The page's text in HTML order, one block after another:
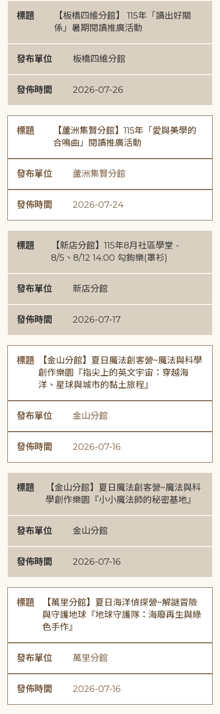
標題
【板橋四維分館】 115年「讀出好關
係」暑期閱讀推廣活動
發布單位 板橋四維分館
發佈時間 2026-07-26
標題
【蘆洲集賢分館】115年「愛與美學的
合鳴曲」閱讀推廣活動
發布單位 蘆洲集賢分館
發佈時間 2026-07-24
標題
【新店分館】115年8月社區學堂 -
8/5、8/12 14:00 勾鉤樂(罩衫)
發布單位 新店分館
發佈時間 2026-07-17
標題
【金山分館】夏日魔法創客營~魔法與科學
創作樂園『指尖上的英文宇宙：穿越海
洋、星球與城市的黏土旅程』
發布單位 金山分館
發佈時間 2026-07-16
標題
【金山分館】夏日魔法創客營~魔法與科
學創作樂園『小小魔法師的秘密基地』
發布單位 金山分館
發佈時間 2026-07-16
標題
【萬里分館】夏日海洋偵探營~解謎冒險
與守護地球『地球守護隊：海廢再生與綠
色手作』
發布單位 萬里分館
發佈時間 2026-07-16